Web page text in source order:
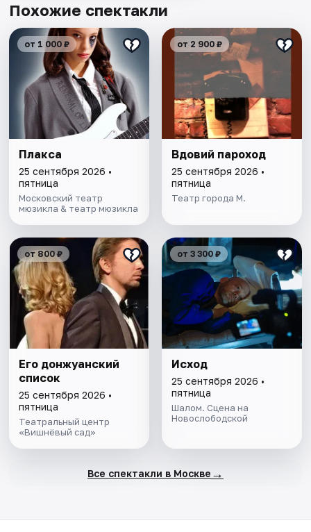
Похожие спектакли
от 1 000 ₽
Плакса
25 сентября 2026 •
пятница
Московский театр
мюзикла & театр мюзикла
от 2 900 ₽
Вдовий пароход
25 сентября 2026 •
пятница
Театр города М.
от 800 ₽
Его донжуанский
список
25 сентября 2026 •
пятница
Театральный центр
«Вишнёвый сад»
от 3 300 ₽
Исход
25 сентября 2026 •
пятница
Шалом. Сцена на
Новослободской
Все спектакли в Москве →